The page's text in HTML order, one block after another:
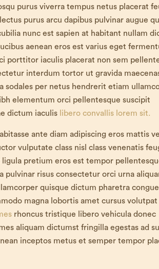
purus viverra tempus netus placerat
lectus purus arcu dapibus pulvinar augue
nunc est sapien at habitant nullam
aenean eros est varius eget
porttitor iaculis placerat non sem
interdum tortor ut gravida
sodales per netus hendrerit etiam
elementum orci pellentesque suscipit
dictum iaculis libero convallis lorem sit.
ante diam adipiscing eros mattis
vulputate class nisl class venenatis
pretium eros est tempor
pulvinar risus consectetur orci urna
quisque dictum pharetra
magna lobortis amet cursus volutpat
rhoncus tristique libero vehicula donec
aliquam dictumst fringilla egestas ad
inceptos metus et semper tempor